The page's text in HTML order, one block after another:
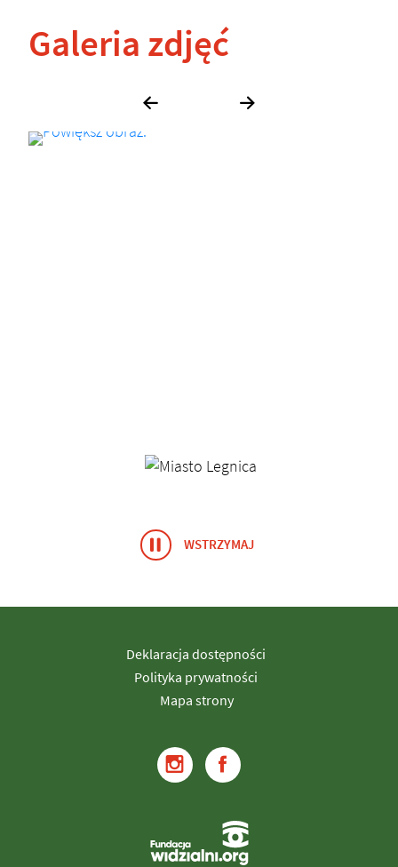
Galeria zdjęć
Poprzednie zdjęcie
Banery/Logo
WSTRZYMAJ
Deklaracja dostępności
Polityka prywatności
Mapa strony
Przejdź doPrzejdź do